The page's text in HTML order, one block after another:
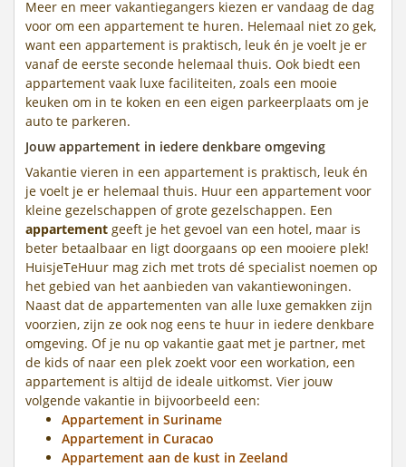
Meer en meer vakantiegangers kiezen er vandaag de dag
voor om een appartement te huren. Helemaal niet zo gek,
want een appartement is praktisch, leuk én je voelt je er
vanaf de eerste seconde helemaal thuis. Ook biedt een
appartement vaak luxe faciliteiten, zoals een mooie
keuken om in te koken en een eigen parkeerplaats om je
auto te parkeren.
Jouw appartement in iedere denkbare omgeving
Vakantie vieren in een appartement is praktisch, leuk én
je voelt je er helemaal thuis. Huur een appartement voor
kleine gezelschappen of grote gezelschappen. Een
appartement geeft je het gevoel van een hotel, maar is
beter betaalbaar en ligt doorgaans op een mooiere plek!
HuisjeTeHuur mag zich met trots dé specialist noemen op
het gebied van het aanbieden van vakantiewoningen.
Naast dat de appartementen van alle luxe gemakken zijn
voorzien, zijn ze ook nog eens te huur in iedere denkbare
omgeving. Of je nu op vakantie gaat met je partner, met
de kids of naar een plek zoekt voor een workation, een
appartement is altijd de ideale uitkomst. Vier jouw
volgende vakantie in bijvoorbeeld een:
Appartement in Suriname
Appartement in Curacao
Appartement aan de kust in Zeeland